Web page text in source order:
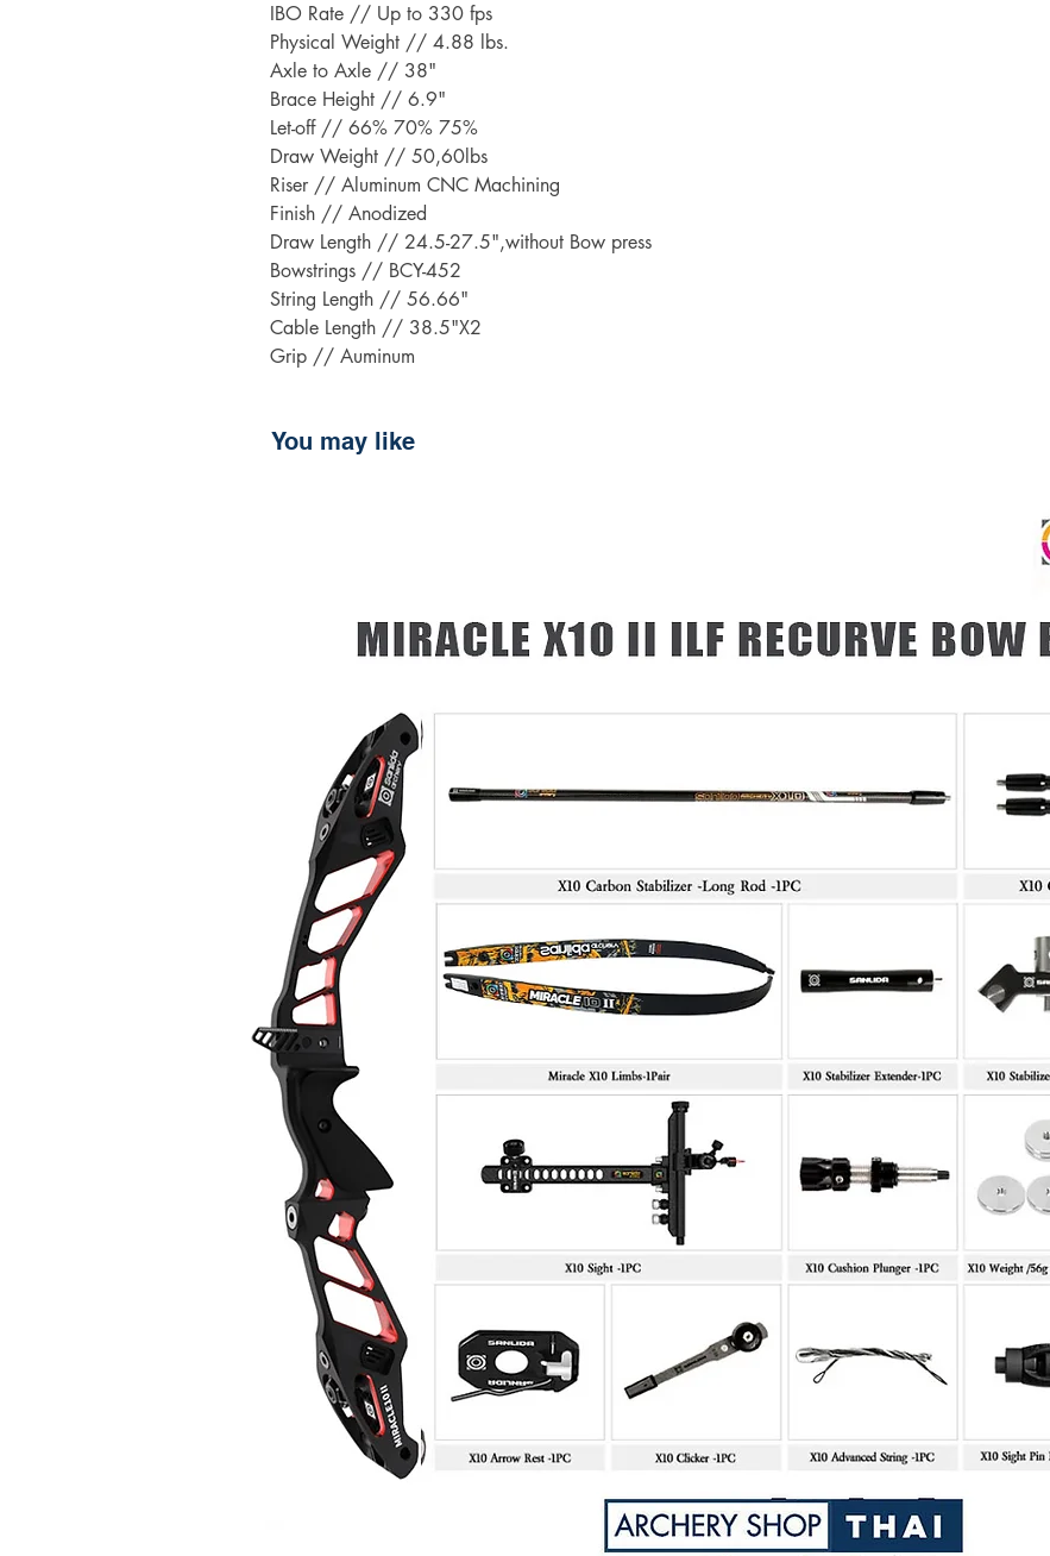
IBO Rate // Up to 330 fps
Physical Weight // 4.88 lbs.
Axle to Axle // 38"
Brace Height // 6.9"
Let-off // 66% 70% 75%
Draw Weight // 50,60lbs
Riser // Aluminum CNC Machining
Finish // Anodized
Draw Length // 24.5-27.5",without Bow press
Bowstrings // BCY-452
String Length // 56.66"
Cable Length // 38.5"X2
Grip // Auminum
You may like